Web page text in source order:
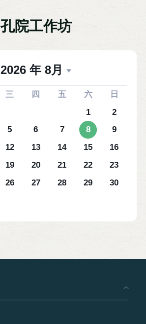
孔院工作坊
2026年 8月
三 四 五 六
日
1
2
5 6 7 8
9
12 13 14 15
16
19 20 21 22
23
26 27 28 29
30